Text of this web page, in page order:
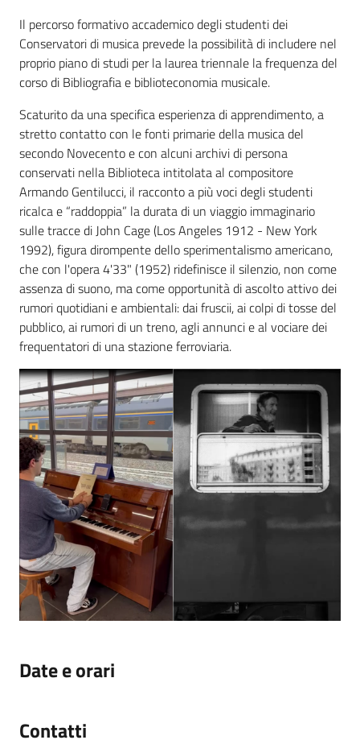
su
Cos'è
Il percorso formativo accademico degli studenti dei
Conservatori di musica prevede la possibilità di includere nel
proprio piano di studi per la laurea triennale la frequenza del
corso di Bibliografia e biblioteconomia musicale.
Scaturito da una specifica esperienza di apprendimento, a
stretto contatto con le fonti primarie della musica del
secondo Novecento e con alcuni archivi di persona
conservati nella Biblioteca intitolata al compositore
Armando Gentilucci, il racconto a più voci degli studenti
ricalca e “raddoppia” la durata di un viaggio immaginario
sulle tracce di John Cage (Los Angeles 1912 - New York
1992), figura dirompente dello sperimentalismo americano,
che con l'opera 4'33" (1952) ridefinisce il silenzio, non come
assenza di suono, ma come opportunità di ascolto attivo dei
rumori quotidiani e ambientali: dai fruscii, ai colpi di tosse del
pubblico, ai rumori di un treno, agli annunci e al vociare dei
frequentatori di una stazione ferroviaria.
Date e orari
Contatti